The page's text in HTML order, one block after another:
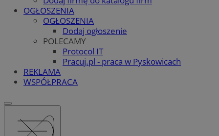
OGŁOSZENIA
OGŁOSZENIA
Dodaj ogłoszenie
POLECAMY
Protocol IT
Pracuj.pl - praca w Pyskowicach
REKLAMA
WSPÓŁPRACA